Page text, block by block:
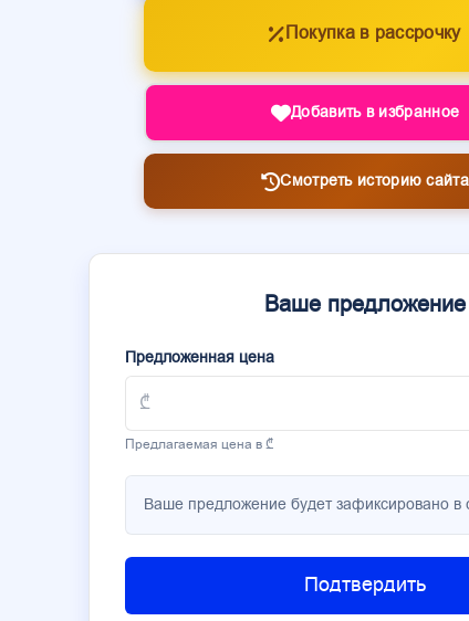
Покупка в рассрочку
Добавить в избранное
Смотреть историю сайта
Ваше предложение
Предложенная цена
Предлагаемая цена в ₾
Ваше предложение будет зафиксировано в
Подтвердить